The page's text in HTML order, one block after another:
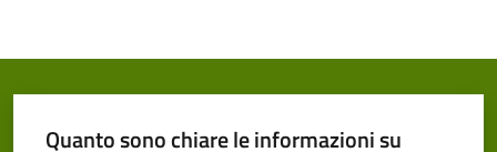
Quanto sono chiare le informazioni su